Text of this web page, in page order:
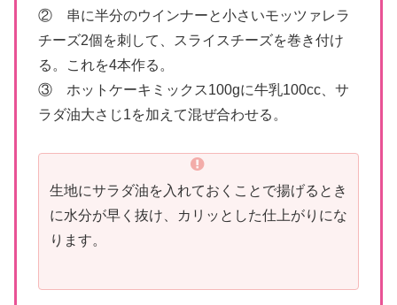
② 串に半分のウインナーと小さいモッツァレラ
チーズ2個を刺して、スライスチーズを巻き付け
る。これを4本作る。
③ ホットケーキミックス100gに牛乳100cc、サ
ラダ油大さじ1を加えて混ぜ合わせる。
生地にサラダ油を入れておくことで揚げるとき
に水分が早く抜け、カリッとした仕上がりにな
ります。